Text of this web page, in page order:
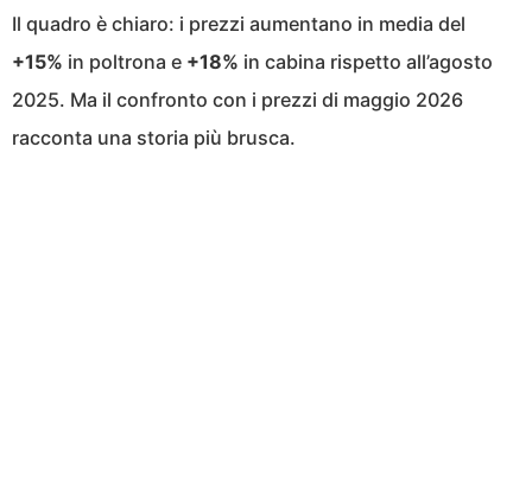
Il quadro è chiaro: i prezzi aumentano in media del
+15% in poltrona e +18% in cabina rispetto all’agosto
2025. Ma il confronto con i prezzi di maggio 2026
racconta una storia più brusca.